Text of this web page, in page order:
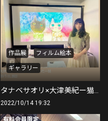
作品展 フィルム絵本
ギャラリー
タナベサオリ×大津美紀ー猫はユメをみていたー展を終えて
2022/10/14 19:32
有料会員限定